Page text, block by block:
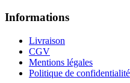
Informations
Livraison
CGV
Mentions légales
Politique de confidentialité